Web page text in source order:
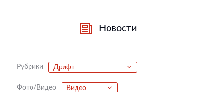
Новости
Рубрики Дрифт
Фото/Видео Видео